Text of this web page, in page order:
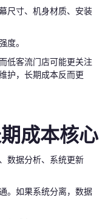
尺寸、机身材质、安装
度。
低客流门店可能更关注
护，长期成本反而更
成本核心
数据分析、系统更新
。如果系统分离，数据